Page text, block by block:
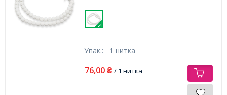
Упак.: 1 нитка
76,00 ₴/ 1 нитка